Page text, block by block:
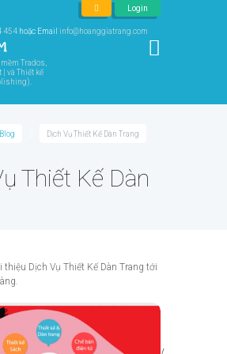
Login
454 hoặc Email info@hoanggiatrang.com
Trados,
| và Thiết kế
Blog Dịch Vụ Thiết Kế Dàn Trang
Thiết Kế Dàn
Dịch Vụ Thiết Kế Dàn Trang tới
to access array offset on value of type